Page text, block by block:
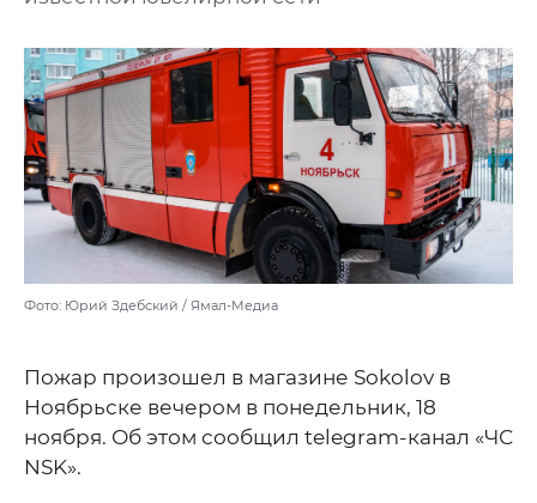
Фото: Юрий Здебский / Ямал-Медиа
Пожар произошел в магазине Sokolov в
Ноябрьске вечером в понедельник, 18
ноября. Об этом сообщил telegram-канал «ЧС
NSK».